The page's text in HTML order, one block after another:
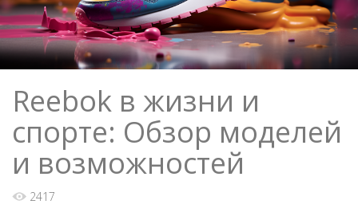
Reebok в жизни и
спорте: Обзор моделей
и возможностей
2417